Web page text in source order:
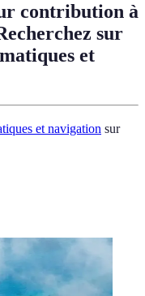
contribution à
sur
et
et navigation sur